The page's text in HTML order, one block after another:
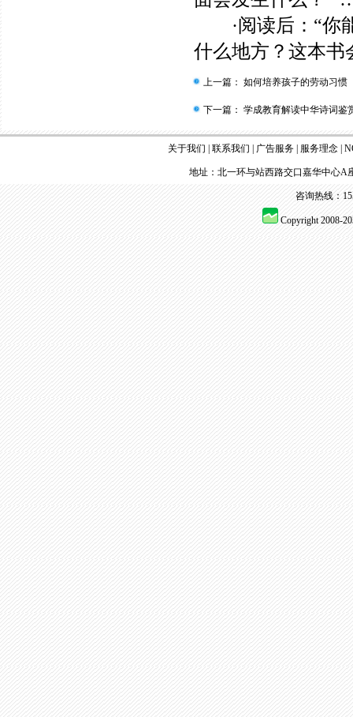
·阅读后：“你能
什么地方？这本
上一篇： 如何培养孩子的劳动习惯
下一篇： 学成教育解读中华诗词鉴
关于我们 联系我们 广告服务| 服务理念|
地址：北一环与站西路交口嘉华中心
咨询热线：
Copyright 2008-